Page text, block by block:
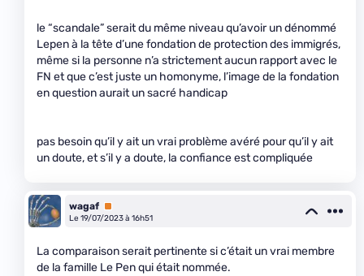
le “scandale” serait du même niveau qu’avoir un dénommé
Lepen à la tête d’une fondation de protection des immigrés,
même si la personne n’a strictement aucun rapport avec le
FN et que c’est juste un homonyme, l’image de la fondation
en question aurait un sacré handicap
pas besoin qu’il y ait un vrai problème avéré pour qu’il y ait
un doute, et s’il y a doute, la confiance est compliquée
wagaf Premium
Le 19/07/2023 à 16h51
La comparaison serait pertinente si c’était un vrai membre
de la famille Le Pen qui était nommée.